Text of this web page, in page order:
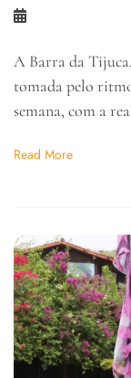
A Barra da
tomada pelo
semana, com a
Read More